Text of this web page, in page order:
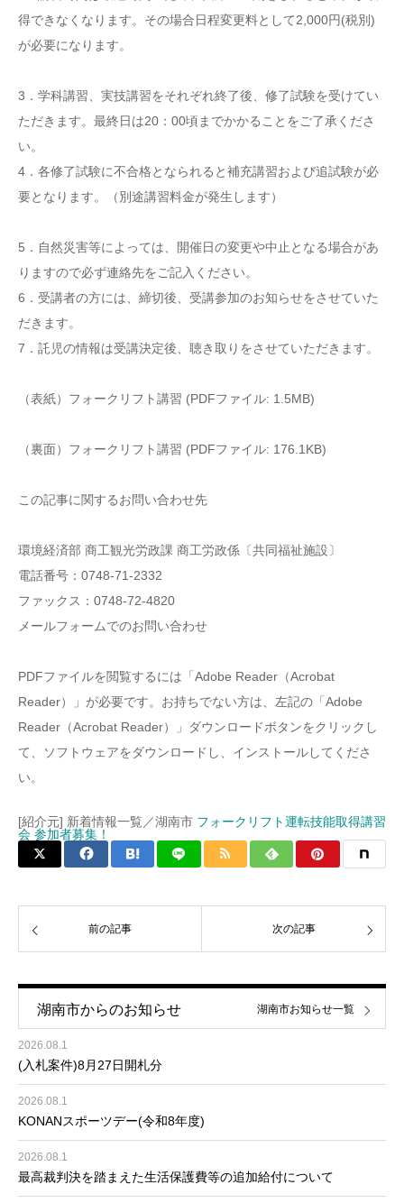
得できなくなります。その場合日程変更料として2,000円(税別)
が必要になります。
3．学科講習、実技講習をそれぞれ終了後、修了試験を受けてい
ただきます。最終日は20：00頃までかかることをご了承くださ
い。
4．各修了試験に不合格となられると補充講習および追試験が必
要となります。（別途講習料金が発生します）
5．自然災害等によっては、開催日の変更や中止となる場合があ
りますので必ず連絡先をご記入ください。
6．受講者の方には、締切後、受講参加のお知らせをさせていた
だきます。
7．託児の情報は受講決定後、聴き取りをさせていただきます。
（表紙）フォークリフト講習 (PDFファイル: 1.5MB)
（裏面）フォークリフト講習 (PDFファイル: 176.1KB)
この記事に関するお問い合わせ先
環境経済部 商工観光労政課 商工労政係〔共同福祉施設〕
電話番号：0748-71-2332
ファックス：0748-72-4820
メールフォームでのお問い合わせ
PDFファイルを閲覧するには「Adobe Reader（Acrobat
Reader）」が必要です。お持ちでない方は、左記の「Adobe
Reader（Acrobat Reader）」ダウンロードボタンをクリックし
て、ソフトウェアをダウンロードし、インストールしてくださ
い。
[紹介元] 新着情報一覧／湖南市 フォークリフト運転技能取得講習
会 参加者募集！
前の記事 次の記事
湖南市からのお知らせ
2026.08.1
(入札案件)8月27日開札分
2026.08.1
KONANスポーツデー(令和8年度)
2026.08.1
最高裁判決を踏まえた生活保護費等の追加給付について
湖南市お知らせ一覧